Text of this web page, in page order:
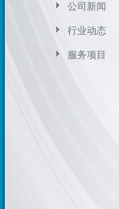
公司新闻
行业动态
服务项目